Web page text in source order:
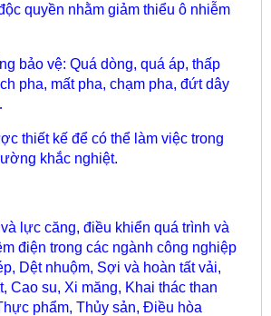
quyền nhằm giảm thiểu ô nhiễm
bảo vệ: Quá dòng, quá áp, thấp
pha, mất pha, chạm pha, đứt dây
thiết kế để có thể làm việc trong
khắc nghiệt.
lực căng, điều khiển quá trình và
điện trong các ngành công nghiệp
Dệt nhuộm, Sợi và hoàn tất vải,
Cao su, Xi măng, Khai thác than
phẩm, Thủy sản, Điều hòa